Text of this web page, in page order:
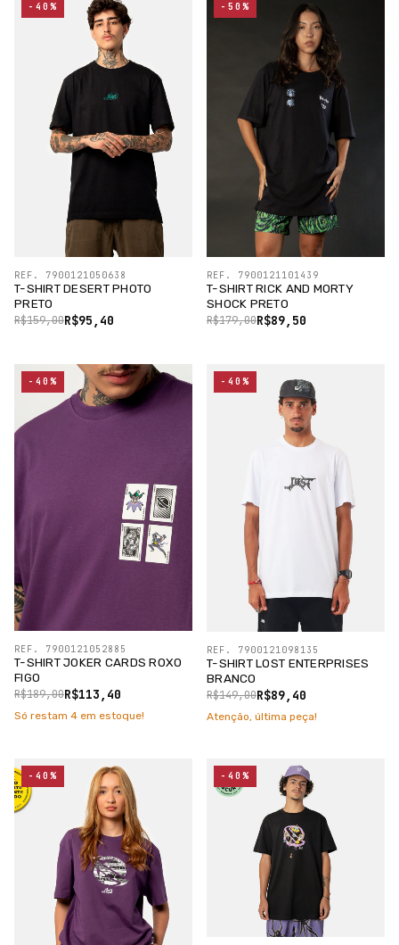
T-SHIRT DESERT PHOTO
PRETO
R$95,40
R$159,00
REF. 7900121050638
-40%
T-SHIRT RICK AND MORTY
SHOCK PRETO
R$89,50
R$179,00
REF. 7900121101439
-50%
T-SHIRT JOKER CARDS ROXO
FIGO
R$113,40
R$189,00
REF. 7900121052885
-40%
Só restam 4 em estoque!
T-SHIRT LOST ENTERPRISES
BRANCO
R$89,40
R$149,00
REF. 7900121098135
-40%
Atenção, última peça!
-40% -40%